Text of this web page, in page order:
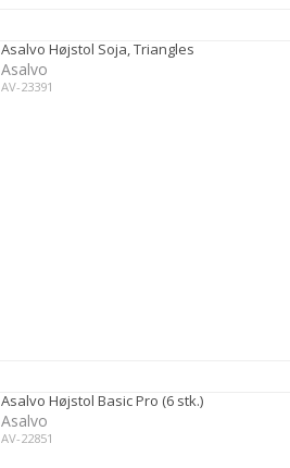
Asalvo Højstol Soja, Triangles
Asalvo
AV-23391
Asalvo Højstol Basic Pro (6 stk.)
Asalvo
AV-22851